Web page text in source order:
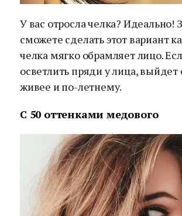
У вас отросла челка? Идеально!
сможете сделать этот вариант
челка мягко обрамляет лицо.
осветлить пряди у лица,
живее и по-летнему.
С 50 оттенками медового